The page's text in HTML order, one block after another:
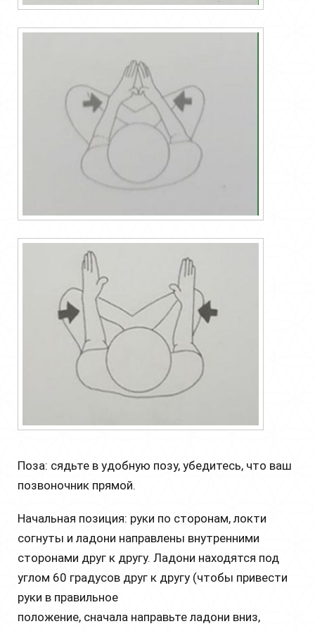
Поза: сядьте в удобную позу, убедитесь, что ваш
позвоночник прямой.
Начальная позиция: руки по сторонам, локти
согнуты и ладони направлены внутренними
сторонами друг к другу. Ладони находятся под
углом 60 градусов друг к другу (чтобы привести
руки в правильное
положение, сначала направьте ладони вниз,